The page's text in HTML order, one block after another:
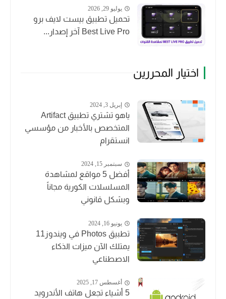
يوليو 29, 2026
تحميل تطبيق بيست لايف برو
Best Live Pro آخر إصدار...
اختيار المحررين
إبريل 3, 2024
ياهو تشتري تطبيق Artifact
المتخصص بالأخبار من مؤسسي
انستقرام
سبتمبر 15, 2024
أفضل 5 مواقع لمشاهدة
المسلسلات الكورية مجاناً
وبشكل قانوني
يونيو 16, 2024
تطبيق Photos في ويندوز11
يمتلك الآن ميزات الذكاء
الاصطناعي
أغسطس 17, 2025
5 أشياء تجعل هاتف الأندرويد